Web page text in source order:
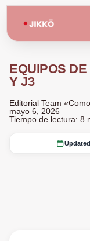
EQUIPOS
Y J3
Editorial Team
mayo 6, 2026
Tiempo de lectura: 8